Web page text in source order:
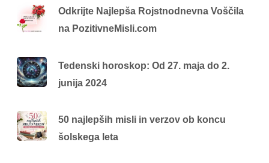
Odkrijte Najlepša Rojstnodnevna Voščila
na PozitivneMisli.com
Tedenski horoskop: Od 27. maja do 2.
junija 2024
50 najlepših misli in verzov ob koncu
šolskega leta